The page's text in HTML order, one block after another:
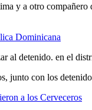
y a otro
Dominicana
al detenido. en el
junto con los
a los Cerveceros